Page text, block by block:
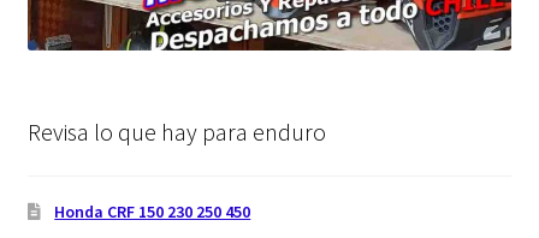
Revisa lo que hay para enduro
Honda CRF 150 230 250 450